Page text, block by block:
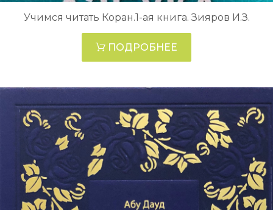
Учимся читать Коран.1-ая книга. Зияров И.З.
ПОДРОБНЕЕ